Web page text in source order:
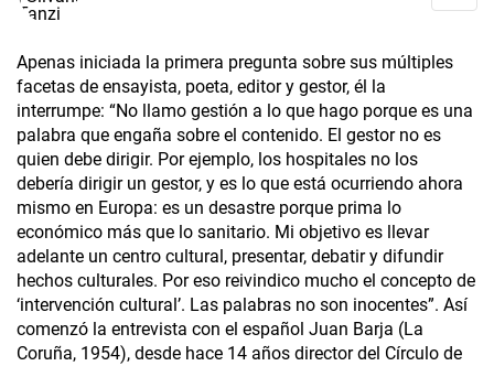
Apenas iniciada la primera pregunta sobre sus múltiples
facetas de ensayista, poeta, editor y gestor, él la
interrumpe: “No llamo gestión a lo que hago porque es una
palabra que engaña sobre el contenido. El gestor no es
quien debe dirigir. Por ejemplo, los hospitales no los
debería dirigir un gestor, y es lo que está ocurriendo ahora
mismo en Europa: es un desastre porque prima lo
económico más que lo sanitario. Mi objetivo es llevar
adelante un centro cultural, presentar, debatir y difundir
hechos culturales. Por eso reivindico mucho el concepto de
‘intervención cultural’. Las palabras no son inocentes”. Así
comenzó la entrevista con el español Juan Barja (La
Coruña, 1954), desde hace 14 años director del Círculo de